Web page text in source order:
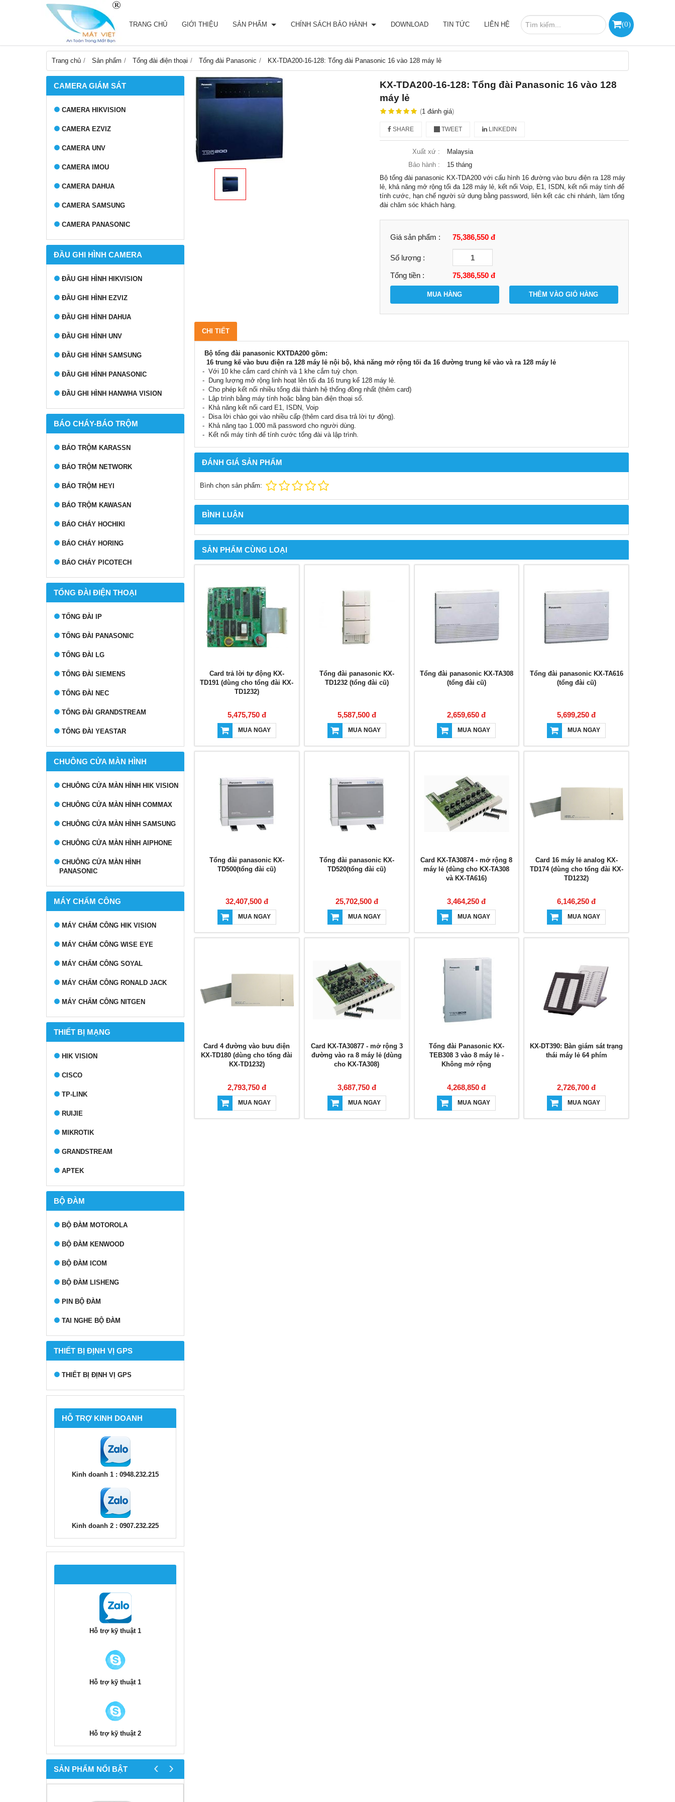
(0)
TRANG CHỦ GIỚI THIỆU SẢN PHẨM CHÍNH SÁCH BẢO HÀNH DOWNLOAD TIN TỨC LIÊN HỆ
Trang chủ Sản phẩm Tổng đài điện thoại Tổng đài Panasonic KX-TDA200-16-128: Tổng đài Panasonic 16 vào 128 máy lẻ
CAMERA GIÁM SÁT
CAMERA HIKVISION
CAMERA EZVIZ
CAMERA UNV
CAMERA IMOU
CAMERA DAHUA
CAMERA SAMSUNG
CAMERA PANASONIC
ĐẦU GHI HÌNH CAMERA
ĐẦU GHI HÌNH HIKVISION
ĐẦU GHI HÌNH EZVIZ
ĐẦU GHI HÌNH DAHUA
ĐẦU GHI HÌNH UNV
ĐẦU GHI HÌNH SAMSUNG
ĐẦU GHI HÌNH PANASONIC
ĐẦU GHI HÌNH HANWHA VISION
BÁO CHÁY-BÁO TRỘM
BÁO TRỘM KARASSN
BÁO TRỘM NETWORK
BÁO TRỘM HEYI
BÁO TRỘM KAWASAN
BÁO CHÁY HOCHIKI
BÁO CHÁY HORING
BÁO CHÁY PICOTECH
TỔNG ĐÀI ĐIỆN THOẠI
TỔNG ĐÀI IP
TỔNG ĐÀI PANASONIC
TỔNG ĐÀI LG
TỔNG ĐÀI SIEMENS
TỔNG ĐÀI NEC
TỔNG ĐÀI GRANDSTREAM
TỔNG ĐÀI YEASTAR
CHUÔNG CỬA MÀN HÌNH
CHUÔNG CỬA MÀN HÌNH HIK VISION
CHUÔNG CỬA MÀN HÌNH COMMAX
CHUÔNG CỬA MÀN HÌNH SAMSUNG
CHUÔNG CỬA MÀN HÌNH AIPHONE
CHUÔNG CỬA MÀN HÌNH
PANASONIC
MÁY CHẤM CÔNG
MÁY CHẤM CÔNG HIK VISION
MÁY CHẤM CÔNG WISE EYE
MÁY CHẤM CÔNG SOYAL
MÁY CHẤM CÔNG RONALD JACK
MÁY CHẤM CÔNG NITGEN
THIẾT BỊ MẠNG
HIK VISION
CISCO
TP-LINK
RUIJIE
MIKROTIK
GRANDSTREAM
APTEK
BỘ ĐÀM
BỘ ĐÀM MOTOROLA
BỘ ĐÀM KENWOOD
BỘ ĐÀM ICOM
BỘ ĐÀM LISHENG
PIN BỘ ĐÀM
TAI NGHE BỘ ĐÀM
THIẾT BỊ ĐỊNH VỊ GPS
THIẾT BỊ ĐỊNH VỊ GPS
HỖ TRỢ KINH DOANH
Kinh doanh 1 : 0948.232.215
Kinh doanh 2 : 0907.232.225
Hỗ trợ kỹ thuật 1
Hỗ trợ kỹ thuật 1
Hỗ trợ kỹ thuật 2
SẢN PHẨM NỔI BẬT ‹ ›
KX-TDA200-16-128: Tổng đài Panasonic 16 vào 128
máy lẻ
(1 đánh giá)
SHARE TWEET LINKEDIN
Xuất xứ :
Malaysia
Bảo hành :
15 tháng
Bộ tổng đài panasonic KX-TDA200 với cấu hình 16 đường vào bưu điện ra 128 máy
lẻ, khả năng mở rộng tối đa 128 máy lẻ, kết nối Voip, E1, ISDN, kết nối máy tính để
tính cước, hạn chế người sử dụng bằng password, liên kết các chi nhánh, làm tổng
đài chăm sóc khách hàng.
Giá sản phẩm : 75,386,550 đ
Số lượng :
Tổng tiền : 75,386,550đ
MUA HÀNG THÊM VÀO GIỎ HÀNG
CHI TIẾT
Bộ tổng đài panasonic KXTDA200 gồm:
16 trung kế vào bưu điện ra 128 máy lẻ nội bộ, khả năng mở rộng tối đa 16 đường trung kế vào và ra 128 máy lẻ
- Với 10 khe cắm card chính và 1 khe cắm tuỳ chọn.
- Dung lượng mở rộng linh hoạt lên tối đa 16 trung kế 128 máy lẻ.
- Cho phép kết nối nhiều tổng đài thành hệ thống đồng nhất (thêm card)
- Lập trình bằng máy tính hoặc bằng bàn điện thoại số.
- Khả năng kết nối card E1, ISDN, Voip
- Disa lời chào gọi vào nhiều cấp (thêm card disa trả lời tự động).
- Khả năng tạo 1.000 mã password cho người dùng.
- Kết nối máy tính để tính cước tổng đài và lập trình.
ĐÁNH GIÁ SẢN PHẨM
Bình chọn sản phẩm:
BÌNH LUẬN
SẢN PHẨM CÙNG LOẠI
Card trả lời tự động KX-
TD191 (dùng cho tổng đài KX-
TD1232)
5,475,750 đ
MUA NGAY
Tổng đài panasonic KX-
TD1232 (tổng đài cũ)
5,587,500 đ
MUA NGAY
Tổng đài panasonic KX-TA308
(tổng đài cũ)
2,659,650 đ
MUA NGAY
Tổng đài panasonic KX-TA616
(tổng đài cũ)
5,699,250 đ
MUA NGAY
Tổng đài panasonic KX-
TD500(tổng đài cũ)
32,407,500 đ
MUA NGAY
Tổng đài panasonic KX-
TD520(tổng đài cũ)
25,702,500 đ
MUA NGAY
Card KX-TA30874 - mở rộng 8
máy lẻ (dùng cho KX-TA308
và KX-TA616)
3,464,250 đ
MUA NGAY
Card 16 máy lẻ analog KX-
TD174 (dùng cho tổng đài KX-
TD1232)
6,146,250 đ
MUA NGAY
Card 4 đường vào bưu điện
KX-TD180 (dùng cho tổng đài
KX-TD1232)
2,793,750 đ
MUA NGAY
Card KX-TA30877 - mở rộng 3
đường vào ra 8 máy lẻ (dùng
cho KX-TA308)
3,687,750 đ
MUA NGAY
Tổng đài Panasonic KX-
TEB308 3 vào 8 máy lẻ -
Không mở rộng
4,268,850 đ
MUA NGAY
KX-DT390: Bàn giám sát trạng
thái máy lẻ 64 phím
2,726,700 đ
MUA NGAY